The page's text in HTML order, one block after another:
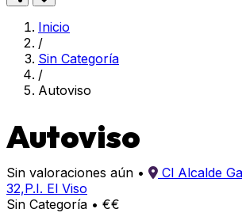
Inicio
/
Sin Categoría
/
Autoviso
Autoviso
Sin valoraciones aún •
Cl Alcalde
32,P.I. El Viso
Sin Categoría • €€